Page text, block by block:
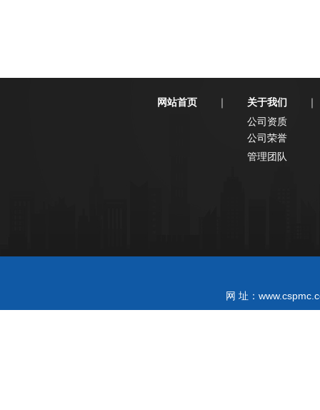
网站首页 关于我们
公司资质
公司荣誉
管理团队
网 址：